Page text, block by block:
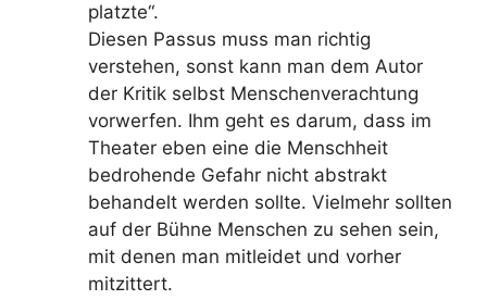
platzte“.
Diesen Passus muss man richtig
verstehen, sonst kann man dem Autor
der Kritik selbst Menschenverachtung
vorwerfen. Ihm geht es darum, dass im
Theater eben eine die Menschheit
bedrohende Gefahr nicht abstrakt
behandelt werden sollte. Vielmehr sollten
auf der Bühne Menschen zu sehen sein,
mit denen man mitleidet und vorher
mitzittert.